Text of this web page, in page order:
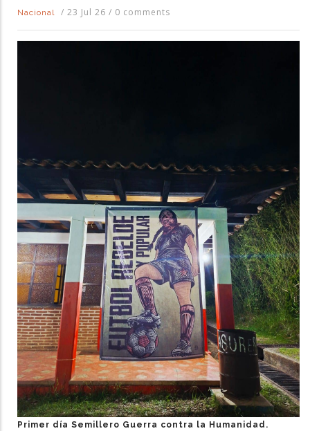
Nacional
/ 23 Jul 26 / 0 comments
Primer día Semillero Guerra contra la Humanidad.